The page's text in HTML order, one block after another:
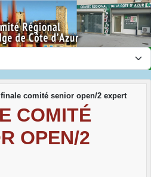
finale comité senior open/2 expert
COMITÉ
OPEN/2